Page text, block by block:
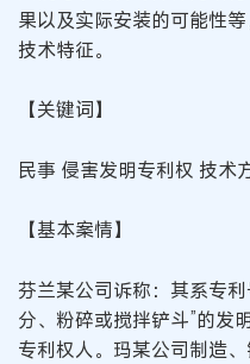
果以及实际安装的可能性
技术特征。
【关键词】
民事 侵害发明专利权 技术
【基本案情】
芬兰某公司诉称：其系专
分、粉碎或搅拌铲斗”的发
专利权人。玛某公司制造